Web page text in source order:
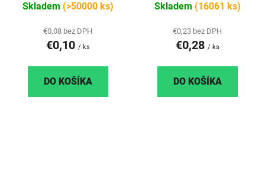
Skladem (>50000 ks)
€0,08 bez DPH
€0,10 / ks
DO KOŠÍKA
Skladem (16061 ks)
€0,23 bez DPH
€0,28 / ks
DO KOŠÍKA